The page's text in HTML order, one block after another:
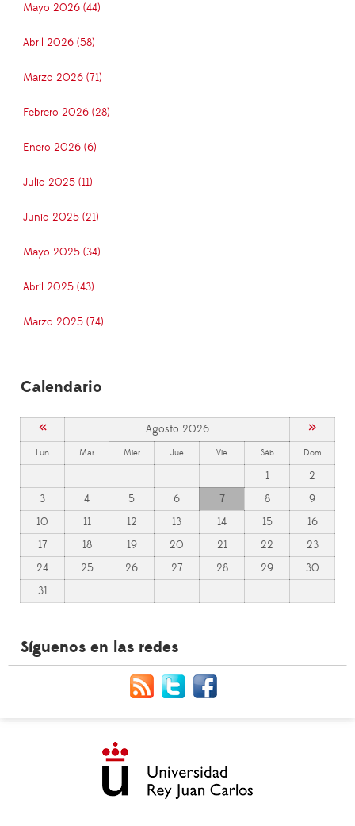
Mayo 2026 (44)
Abril 2026 (58)
Marzo 2026 (71)
Febrero 2026 (28)
Enero 2026 (6)
Julio 2025 (11)
Junio 2025 (21)
Mayo 2025 (34)
Abril 2025 (43)
Marzo 2025 (74)
Calendario
« Agosto 2026 »
Lun Mar Mier Jue Vie Sáb Dom
1
2
3
4 5 6 7 8
9
10
11 12 13 14 15
16
17
18 19 20 21 22
23
24
25 26 27 28 29
30
31
Síguenos en las redes